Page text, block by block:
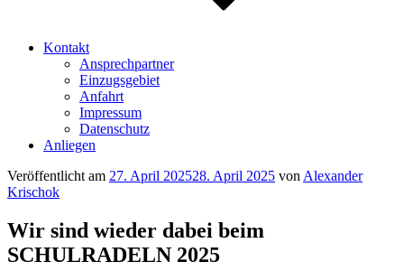
Kontakt
Ansprechpartner
Einzugsgebiet
Anfahrt
Impressum
Datenschutz
Anliegen
Veröffentlicht am 27. April 202528. April 2025 von Alexander
Krischok
Wir sind wieder dabei beim
SCHULRADELN 2025